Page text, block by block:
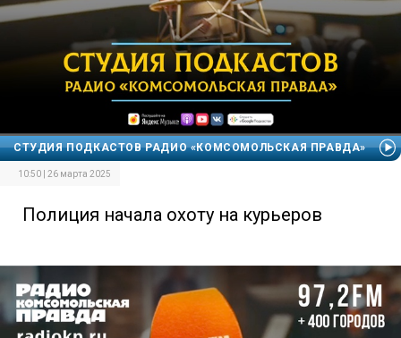
СТУДИЯ ПОДКАСТОВ РАДИО «КОМСОМОЛЬСКАЯ ПРАВДА»
10:50 | 26 марта 2025
Полиция начала охоту на курьеров